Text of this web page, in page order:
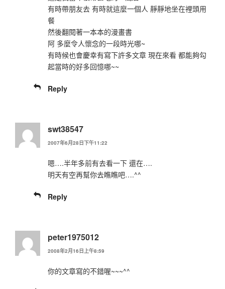
有時帶朋友去 有時就這麼一個人 靜靜地坐在裡頭用
餐
然後翻閱著一本本的漫畫書
阿 多麼令人懷念的一段時光哪~
有時候也會慶幸有寫下許多文章 現在來看 都能夠勾
起當時的好多回憶哪~~
Reply
swt38547
2007年6月28日下午11:22
嗯….半年多前有去看一下 還在….
明天有空再幫你去瞧瞧吧….^^
Reply
peter1975012
2008年2月16日上午8:59
你的文章寫的不錯喔~~~^^